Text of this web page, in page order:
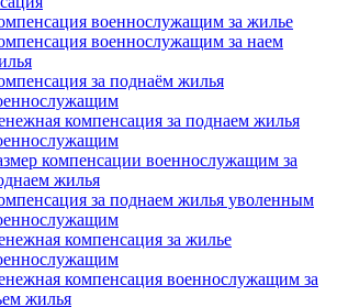
военнослужащим за жилье
военнослужащим за наем
за поднаём жилья
компенсация за поднаем жилья
компенсации военнослужащим за
жилья
за поднаем жилья уволенным
компенсация за жилье
компенсация военнослужащим за
жилья